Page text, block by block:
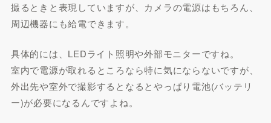
撮るときと表現していますが、カメラの電源はもちろん、
周辺機器にも給電できます。
具体的には、LEDライト照明や外部モニターですね。
室内で電源が取れるところなら特に気にならないですが、
外出先や室外で撮影するとなるとやっぱり電池(バッテリ
ー)が必要になるんですよね。